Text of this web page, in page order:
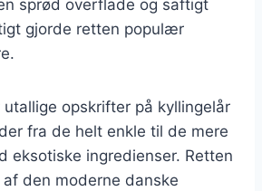
sprød overflade og saftigt
gjorde retten populær
opskrifter på kyllingelår
fra de helt enkle til de mere
eksotiske ingredienser. Retten
den moderne danske